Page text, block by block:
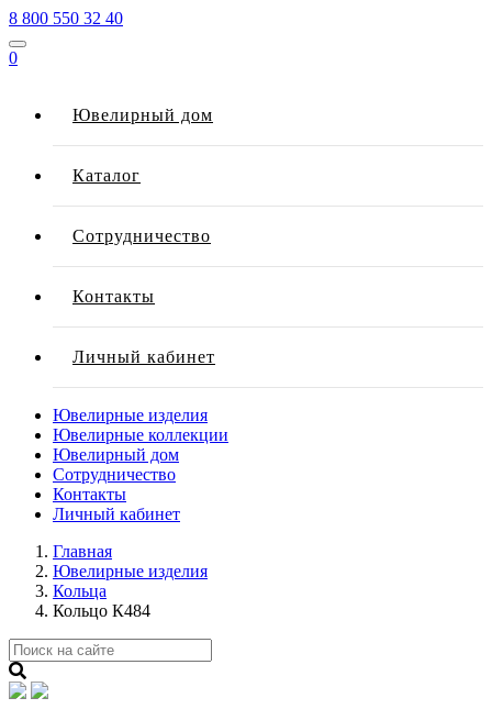
8 800 550 32 40
0
Ювелирный дом
Каталог
Сотрудничество
Контакты
Личный кабинет
Ювелирные изделия
Ювелирные коллекции
Ювелирный дом
Сотрудничество
Контакты
Личный кабинет
Главная
Ювелирные изделия
Кольца
Кольцо К484